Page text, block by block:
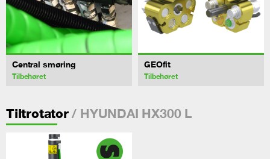
Central smøring
Tilbehøret
GEOfit
Tilbehøret
Tiltrotator/ HYUNDAI HX300 L